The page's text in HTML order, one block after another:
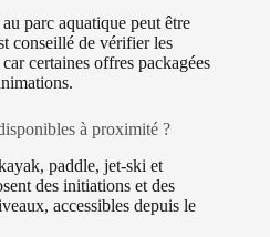
parc aquatique peut être
conseillé de vérifier les
certaines offres packagées
à proximité ?
paddle, jet-ski et
des initiations et des
accessibles depuis le